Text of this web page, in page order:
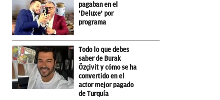
pagaban en el
‘Deluxe’ por
programa
Todo lo que debes
saber de Burak
Özçivit y cómo se ha
convertido en el
actor mejor pagado
de Turquía